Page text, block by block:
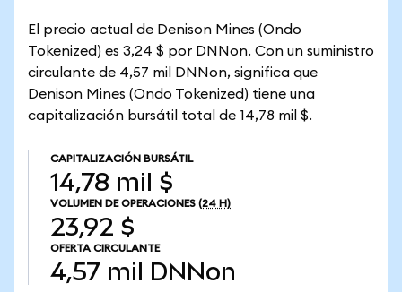
El precio actual de Denison Mines (Ondo
Tokenized) es 3,24 $ por DNNon. Con un suministro
circulante de 4,57 mil DNNon, significa que
Denison Mines (Ondo Tokenized) tiene una
capitalización bursátil total de 14,78 mil $.
CAPITALIZACIÓN BURSÁTIL
14,78 mil $
VOLUMEN DE OPERACIONES (24 H)
23,92 $
OFERTA CIRCULANTE
4,57 mil DNNon